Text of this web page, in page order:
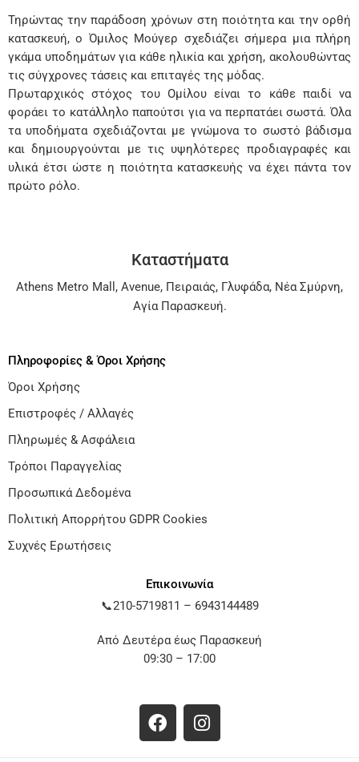
Τηρώντας την παράδοση χρόνων στη ποιότητα και την ορθή
κατασκευή, ο Όμιλος Μούγερ σχεδιάζει σήμερα μια πλήρη
γκάμα υποδημάτων για κάθε ηλικία και χρήση, ακολουθώντας
τις σύγχρονες τάσεις και επιταγές της μόδας.
Πρωταρχικός στόχος του Ομίλου είναι το κάθε παιδί να
φοράει το κατάλληλο παπούτσι για να περπατάει σωστά. Όλα
τα υποδήματα σχεδιάζονται με γνώμονα το σωστό βάδισμα
και δημιουργούνται με τις υψηλότερες προδιαγραφές και
υλικά έτσι ώστε η ποιότητα κατασκευής να έχει πάντα τον
πρώτο ρόλο.
Καταστήματα
Athens Metro Mall , Avenue, Πειραιάς, Γλυφάδα, Νέα Σμύρνη,
Αγία Παρασκευή.
Πληροφορίες & Όροι Χρήσης
Όροι Χρήσης
Επιστροφές / Αλλαγές
Πληρωμές & Ασφάλεια
Τρόποι Παραγγελίας
Προσωπικά Δεδομένα
Πολιτική Απορρήτου GDPR Cookies
Συχνές Ερωτήσεις
Επικοινωνία
📞210-5719811 – 6943144489
Από Δευτέρα έως Παρασκευή
09:30 – 17:00